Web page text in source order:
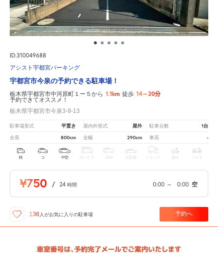
ID:310049688
アシスト宇都宮パーキング
宇都宮市今泉の予約できる駐車場！
栃木県宇都宮市中河原町１ー５から 1.1km 徒歩 14～20分
予約できてオススメ！
栃木県宇都宮市今泉3-9-13
駐車場形式 平置き 屋内外形式 屋外 駐車台数 1台
全長 800cm 全幅 290cm 車高 -
軽 コ 中型 ボックス SUV 大型車 トラック 原付 バイク
¥750 / 24 時間 0:00 ～ 0:00 空
136 人がお気に入りの駐車場 予約へ